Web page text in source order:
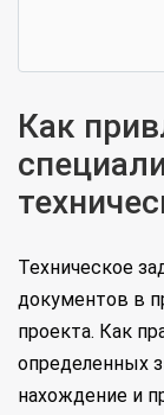
Как
Техническое
документов в
проекта. Как
определенных
нахождение и